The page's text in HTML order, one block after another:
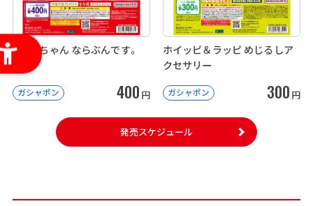
COCOちゃん ならぶんです。
ガシャポン 400 円
ホイッピ＆ラッピ めじるしア
クセサリー
ガシャポン 300 円
発売スケジュール